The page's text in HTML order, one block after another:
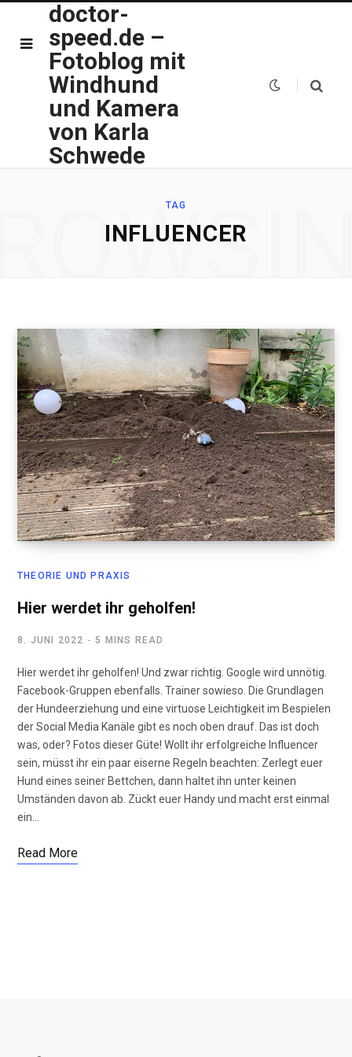
doctor-
speed.de –
Fotoblog mit
Windhund
und Kamera
von Karla
Schwede
TAG
INFLUENCER
THEORIE UND PRAXIS
Hier werdet ihr geholfen!
8. JUNI 2022 5 MINS READ
Hier werdet ihr geholfen! Und zwar richtig. Google wird unnötig.
Facebook-Gruppen ebenfalls. Trainer sowieso. Die Grundlagen
der Hundeerziehung und eine virtuose Leichtigkeit im Bespielen
der Social Media Kanäle gibt es noch oben drauf. Das ist doch
was, oder? Fotos dieser Güte! Wollt ihr erfolgreiche Influencer
sein, müsst ihr ein paar eiserne Regeln beachten: Zerlegt euer
Hund eines seiner Bettchen, dann haltet ihn unter keinen
Umständen davon ab. Zückt euer Handy und macht erst einmal
ein…
Read More